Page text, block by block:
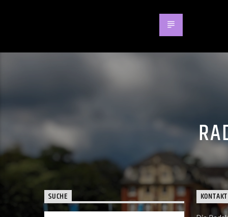
SUCHE KONTAKT